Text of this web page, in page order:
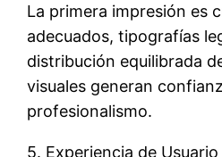
La primera impresión es
adecuados, tipografías
distribución equilibrada
visuales generan
profesionalismo.
5. Experiencia de Usuario